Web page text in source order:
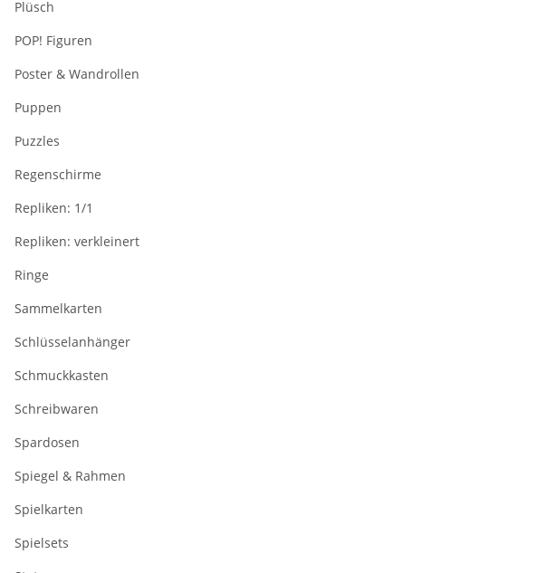
Plüsch
POP! Figuren
Poster & Wandrollen
Puppen
Puzzles
Regenschirme
Repliken: 1/1
Repliken: verkleinert
Ringe
Sammelkarten
Schlüsselanhänger
Schmuckkasten
Schreibwaren
Spardosen
Spiegel & Rahmen
Spielkarten
Spielsets